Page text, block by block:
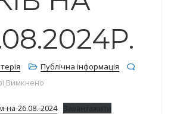
Публічна інформація
Вимкнено
на-26.08.-2024 Завантажити